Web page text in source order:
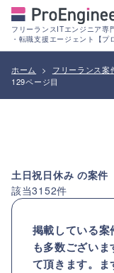
フリーランスITエンジニア専
・転職支援エージェント【プ
ホーム > フリーランス案
129ページ目
土日祝日休み の案件
該当3152件
掲載している
も多数ござい
て頂きます。ま